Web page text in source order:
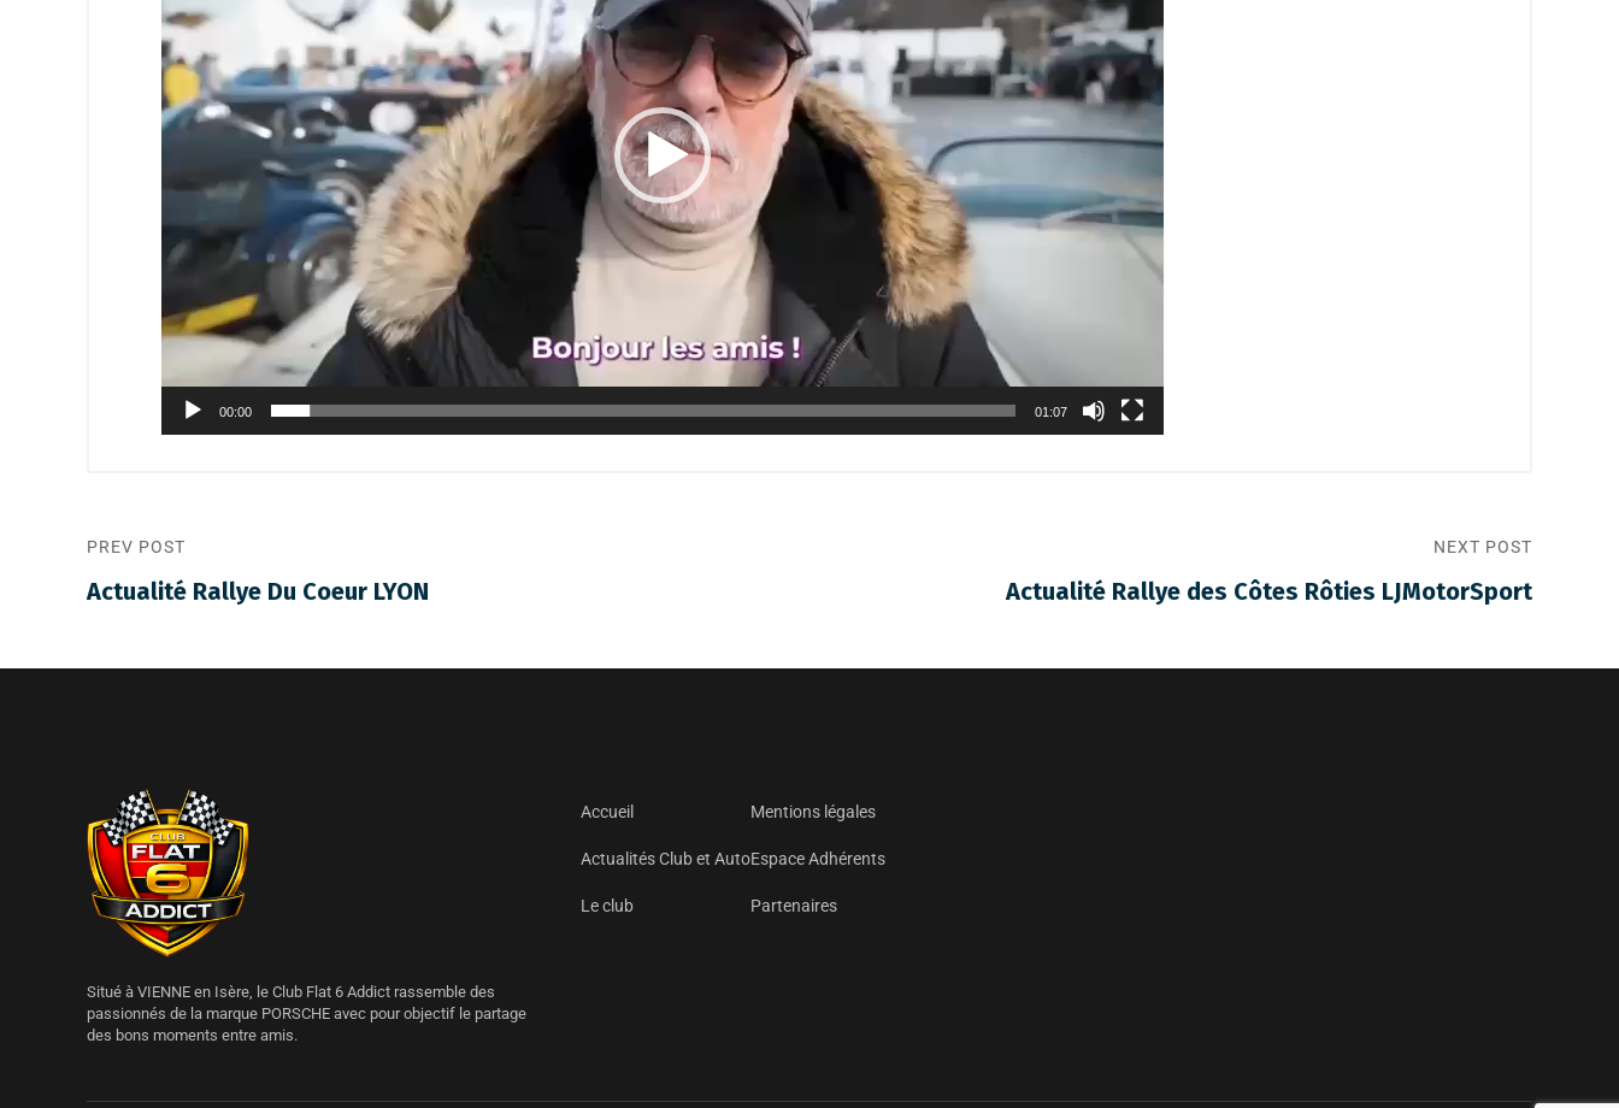
00:00 01:07
PREV POST
Actualité Rallye Du Coeur LYON
NEXT POST
Actualité Rallye des Côtes Rôties LJMotorSport
Situé à VIENNE en Isère, le Club Flat 6 Addict rassemble des
passionnés de la marque PORSCHE avec pour objectif le partage
des bons moments entre amis.
Accueil
Actualités Club et Auto
Le club
Mentions légales
Espace Adhérents
Partenaires